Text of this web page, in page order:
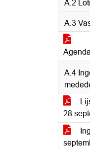
A.2
A.3
A.4
28